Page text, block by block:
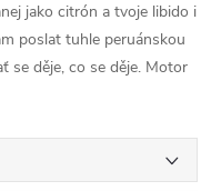
jako citrón a tvoje libido i
poslat tuhle peruánskou
se děje, co se děje. Motor